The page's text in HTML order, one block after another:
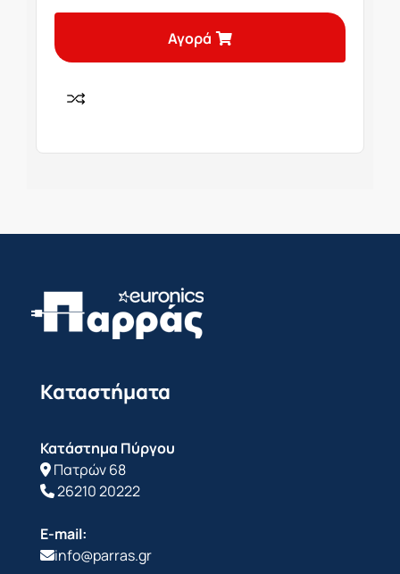
Αγορά
Καταστήματα
Κατάστημα Πύργου
Πατρών 68
26210 20222
E-mail:
info@parras.gr